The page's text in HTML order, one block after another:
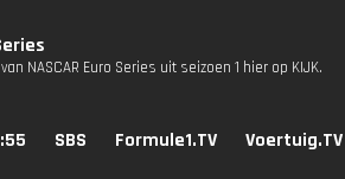
NASCAR Euro Series uit seizoen 1 hier op KIJK.
SBS Formule1.TV Voertuig.TV